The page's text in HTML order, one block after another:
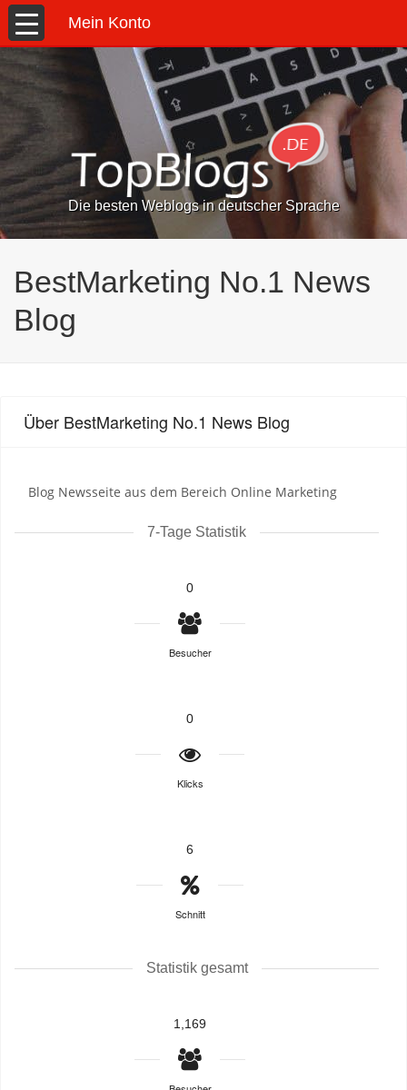
Mein Konto
Die besten Weblogs in deutscher Sprache
BestMarketing No.1 News
Blog
Über BestMarketing No.1 News Blog
Blog Newsseite aus dem Bereich Online Marketing
7-Tage Statistik
0
Besucher
0
Klicks
6
Schnitt
Statistik gesamt
1,169